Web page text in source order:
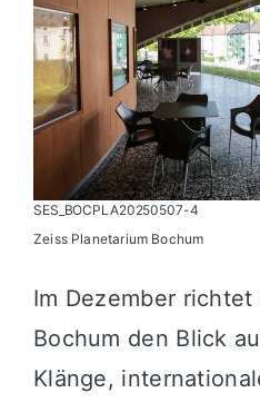
SES_BOCPLA20250507-4
Zeiss Planetarium Bochum
Im Dezember richtet
Bochum den Blick
Klänge,